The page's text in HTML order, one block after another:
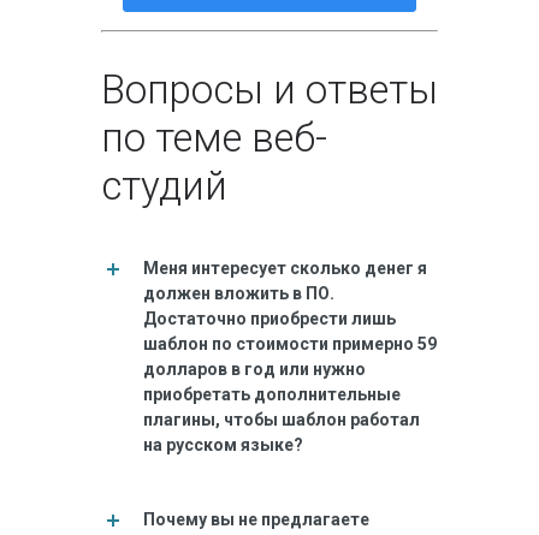
Вопросы и ответы
по теме веб-
студий
Меня интересует сколько денег я
должен вложить в ПО.
Достаточно приобрести лишь
шаблон по стоимости примерно 59
долларов в год или нужно
приобретать дополнительные
плагины, чтобы шаблон работал
на русском языке?
Почему вы не предлагаете